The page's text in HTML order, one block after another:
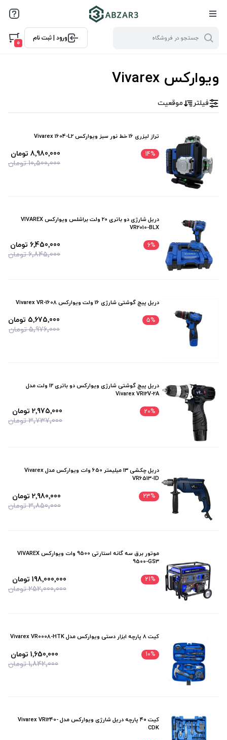
ورود | ثبت نام
0 فیلتر بر اساس قیمت
ویوارکس Vivarex
فیلتر موقعیت
تراز ليزری 16 خط نور سبز ويواركس Vivarex 1604-L2
14%
10٬500٬000 تومان
8٬980٬000 تومان
دريل شارژی دو باتری 20 ولت براشلس ويواركس VIVAREX
VR2010-BLX
6%
6٬845٬000 تومان
6٬450٬000 تومان
دریل پیچ گوشتی شارژی 16 ولت ویوارکس Vivarex VR-1608
5%
5٬976٬000 تومان
5٬675٬000 تومان
دریل پیچ گوشتی شارژی ویوارکس دو باتری ۱۲ ولت مدل
Vivarex VR12V-2A
20%
3٬737٬000 تومان
2٬975٬000 تومان
دریل چکشی ۱۳ میلیمتر 650 وات ویوارکس مدل Vivarex
VR6513-ID
23%
3٬850٬000 تومان
2٬980٬000 تومان
موتور برق سه گانه استارتی 9500 وات ويواركس VIVAREX
9500-GS3
21%
252٬000٬000 تومان
198٬000٬000 تومان
کیت ۸ پارچه ابزار دستی ویوارکس مدل Vivarex VR0008-HTK
10%
1٬842٬000 تومان
1٬650٬000 تومان
کیت ۴۰ پارچه دریل شارژی ویوارکس مدل Vivarex VR1240-
CDK